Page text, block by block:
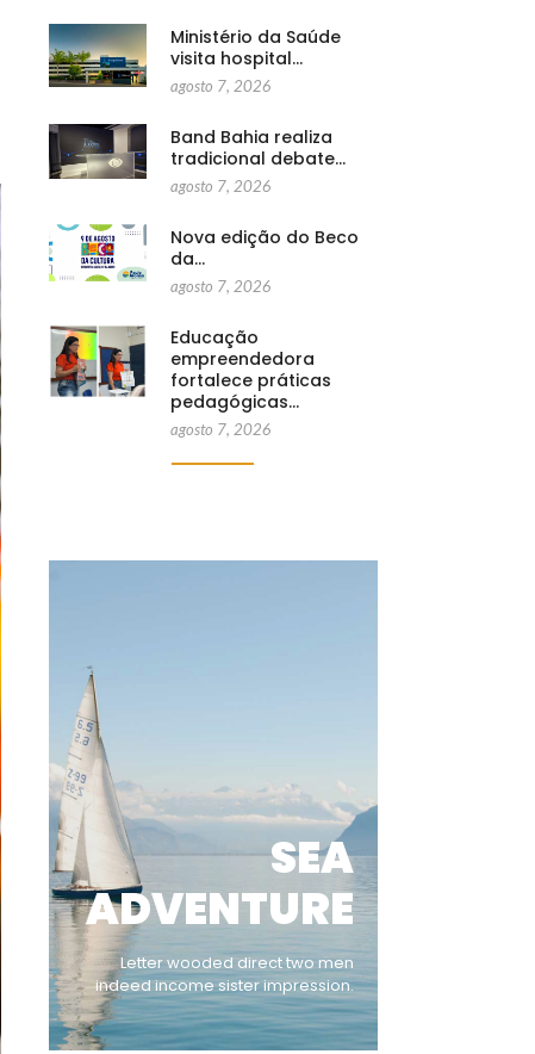
Ministério da Saúde
visita hospital…
agosto 7, 2026
Band Bahia realiza
tradicional debate…
agosto 7, 2026
Nova edição do Beco
da…
agosto 7, 2026
Educação
empreendedora
fortalece práticas
pedagógicas…
agosto 7, 2026
SEA
ADVENTURE
Letter wooded direct two men
indeed income sister impression.